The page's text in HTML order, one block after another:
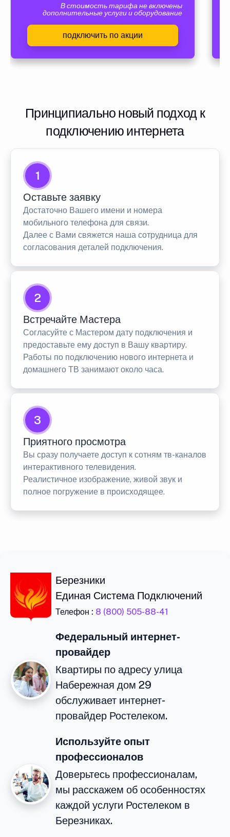
В стоимость тарифа не включены
дополнительные услуги и оборудование
подключить по акции
Принципиально новый подход к
подключению интернета
1
Оставьте заявку
Достаточно Вашего имени и номера
мобильного телефона для связи.
Далее с Вами свяжется наша сотрудница для
согласования деталей подключения.
2
Встречайте Мастера
Согласуйте с Мастером дату подключения и
предоставьте ему доступ в Вашу квартиру.
Работы по подключению нового интернета и
домашнего ТВ занимают около часа.
3
Приятного просмотра
Вы сразу получаете доступ к сотням тв-каналов
интерактивного телевидения.
Реалистичное изображение, живой звук и
полное погружение в происходящее.
Березники
Единая Система Подключений
Телефон : 8 (800) 505-88-41
Федеральный интернет-
провайдер
Квартиры по адресу улица
Набережная дом 29
обслуживает интернет-
провайдер Ростелеком.
Используйте опыт
профессионалов
Доверьтесь профессионалам,
мы расскажем об особенностях
каждой услуги Ростелеком в
Березниках.